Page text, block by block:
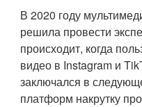
В 2020 году
решила провести
происходит, когда
видео в Instagram и
заключался в
платформ накрутку